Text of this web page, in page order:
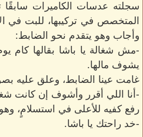
سجلته عدسات الكاميرات سابقًا
المتخصص في تركيبها، للبت في
وأجاب وهو يتقدم نحو الضابط:
-مش شغالة يا باشا بقالها كام
يشوف مالها.
غامت عينا الضابط، وعلق عليه
-أنا اللي أقرر وأشوف إن كانت
رفع كفيه للأعلى في استسلامٍ،
-خد راحتك يا باشا.